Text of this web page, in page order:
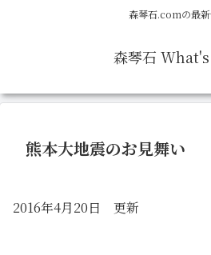
森琴石.comの最
森琴石
熊本大地震のお見舞い
2016年4月20日 更新